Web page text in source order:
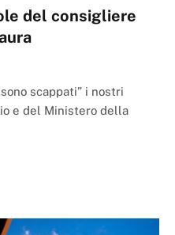
del consigliere
scappati” i nostri
e del Ministero della